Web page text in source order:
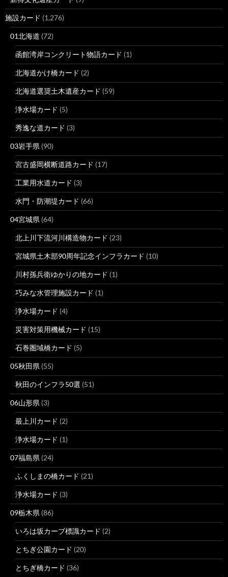
施設カード (1,276)
01北海道 (72)
函館湾岸コンクリート物語カード (1)
北海道かけ橋カード (2)
北海道選奨土木遺産カード (59)
浄水場カード (5)
秀逸な道カード (3)
03岩手県 (90)
宮古盛岡横断道路カード (17)
工業用水道カード (3)
水門・防潮堤カード (66)
04宮城県 (64)
北上川下流河川構造物カード (23)
宮城県土木部90周年記念インフラカード (10)
川村孫兵衛ゆかりの地カード (1)
巧みな水管理施設カード (1)
浄水場カード (4)
災害対策用機械カード (15)
石巻圏域橋カード (5)
05秋田県 (55)
秋田のインフラ50選 (51)
06山形県 (3)
最上川カード (2)
浄水場カード (1)
07福島県 (24)
ふくしまの橋カード (21)
浄水場カード (3)
09栃木県 (86)
いろは坂カーブ標識カード (2)
とちぎ公園カード (20)
とちぎ橋カード (36)